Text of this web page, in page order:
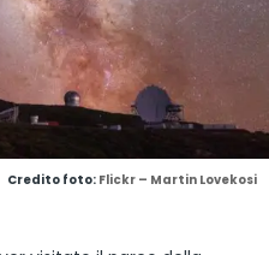
Credito foto: Flickr – Martin Lovekosi